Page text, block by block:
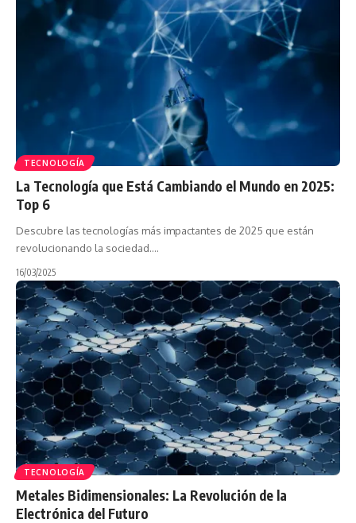
TECNOLOGÍA
La Tecnología que Está Cambiando el Mundo en 2025:
Top 6
Descubre las tecnologías más impactantes de 2025 que están
revolucionando la sociedad.…
16/03/2025
TECNOLOGÍA
Metales Bidimensionales: La Revolución de la
Electrónica del Futuro